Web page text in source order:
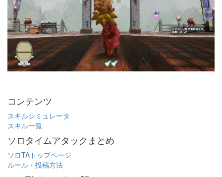
コンテンツ
スキルシミュレータ
スキル一覧
ソロタイムアタックまとめ
ソロTAトップページ
ルール・投稿方法